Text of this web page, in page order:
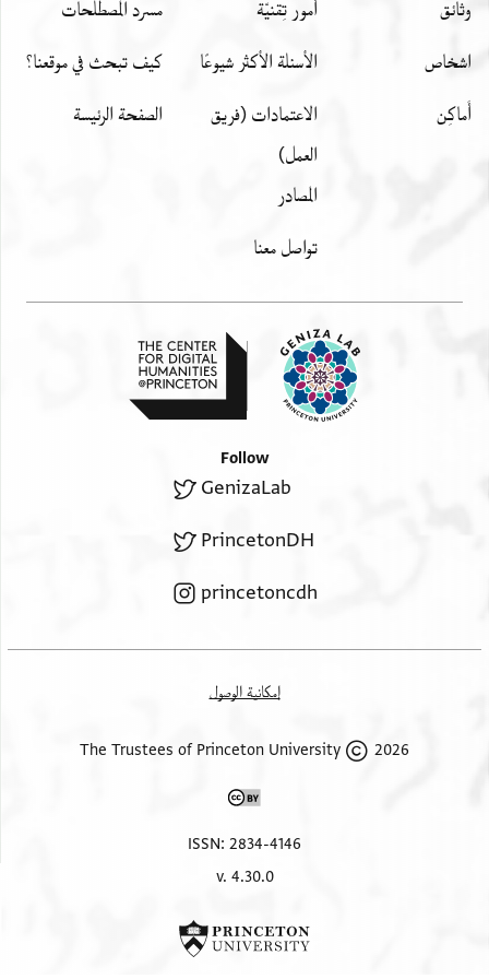
وثائق
اشخاص
أَماكِن
أمور تِقنيّة
الأسئلة الأكثر شيوعًا
الاعتمادات (فريق
العمل)
المصادر
تواصل معنا
مسرد المصطلحات
كيف تبحث في موقعنا؟
الصفحة الرئيسة
Follow
GenizaLab
PrincetonDH
princetoncdh
إمكانية الوصول
2026 The Trustees of Princeton University
ISSN: 2834-4146
v. 4.30.0